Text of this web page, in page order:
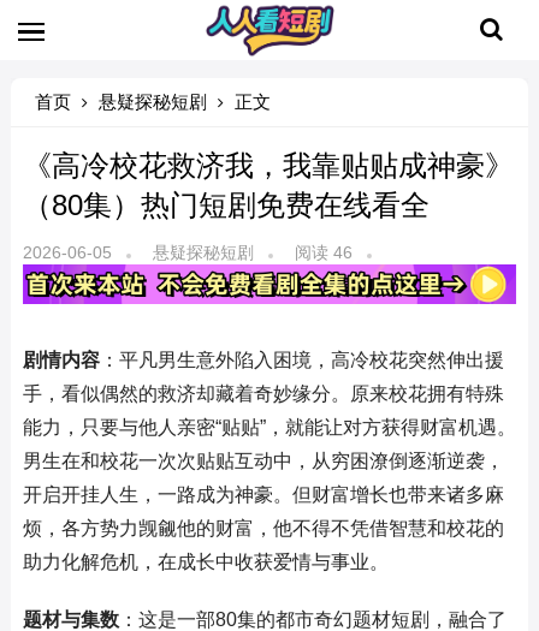
首页 悬疑探秘短剧 正文
《高冷校花救济我，我靠贴贴成神豪》
（80集）热门短剧免费在线看全
2026-06-05 悬疑探秘短剧 阅读 46
剧情内容：平凡男生意外陷入困境，高冷校花突然伸出援
手，看似偶然的救济却藏着奇妙缘分。原来校花拥有特殊
能力，只要与他人亲密“贴贴”，就能让对方获得财富机遇。
男生在和校花一次次贴贴互动中，从穷困潦倒逐渐逆袭，
开启开挂人生，一路成为神豪。但财富增长也带来诸多麻
烦，各方势力觊觎他的财富，他不得不凭借智慧和校花的
助力化解危机，在成长中收获爱情与事业。
题材与集数：这是一部80集的都市奇幻题材短剧，融合了